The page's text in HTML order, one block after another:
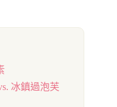
冰鎮過泡芙